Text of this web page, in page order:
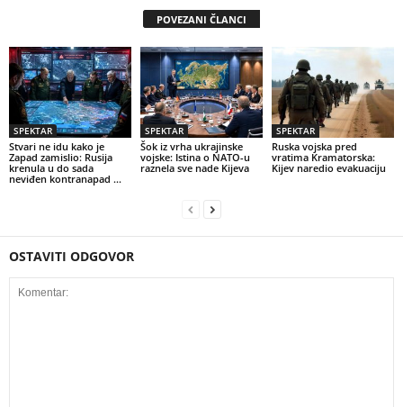
POVEZANI ČLANCI
SPEKTAR
Stvari ne idu kako je
Zapad zamislio: Rusija
krenula u do sada
neviđen kontranapad …
SPEKTAR
Šok iz vrha ukrajinske
vojske: Istina o NATO-u
raznela sve nade Kijeva
SPEKTAR
Ruska vojska pred
vratima Kramatorska:
Kijev naredio evakuaciju
OSTAVITI ODGOVOR